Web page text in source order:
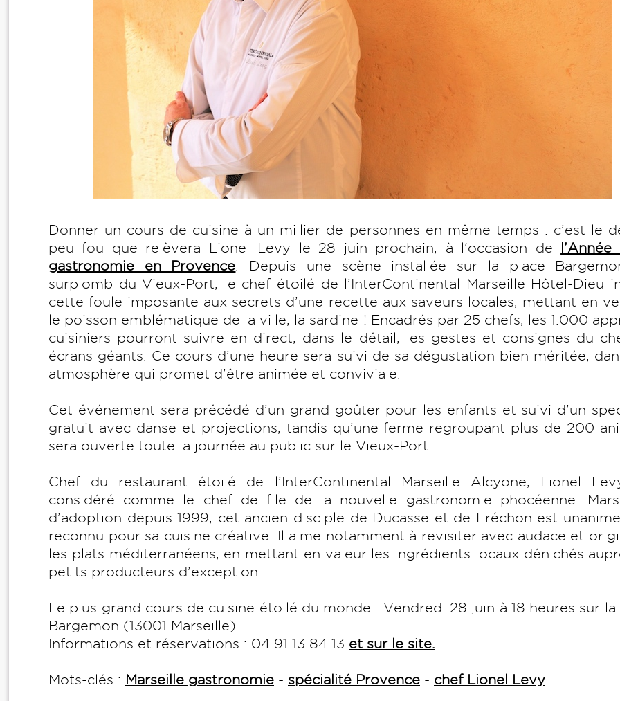
Donner un cours de cuisine à un millier de personnes en même temps : c’est le
peu fou que relèvera Lionel Levy le 28 juin prochain, à l'occasion de
gastronomie en Provence . Depuis une scène installée sur la place
surplomb du Vieux-Port, le chef étoilé de l’InterContinental Marseille Hôtel-Dieu
cette foule imposante aux secrets d’une recette aux saveurs locales, mettant en
le poisson emblématique de la ville, la sardine ! Encadrés par 25 chefs, les 1.000
cuisiniers pourront suivre en direct, dans le détail, les gestes et consignes du
écrans géants. Ce cours d’une heure sera suivi de sa dégustation bien méritée,
atmosphère qui promet d’être animée et conviviale.
Cet événement sera précédé d’un grand goûter pour les enfants et suivi d’un
gratuit avec danse et projections, tandis qu’une ferme regroupant plus de 200
sera ouverte toute la journée au public sur le Vieux-Port.
Chef du restaurant étoilé de l’InterContinental Marseille Alcyone, Lionel
considéré comme le chef de file de la nouvelle gastronomie phocéenne.
d’adoption depuis 1999, cet ancien disciple de Ducasse et de Fréchon est
reconnu pour sa cuisine créative. Il aime notamment à revisiter avec audace et
les plats méditerranéens, en mettant en valeur les ingrédients locaux dénichés
petits producteurs d’exception.
Le plus grand cours de cuisine étoilé du monde : Vendredi 28 juin à 18 heures sur la
Bargemon (13001 Marseille)
Informations et réservations : 04 91 13 84 13 et sur le site.
Mots-clés : Marseille gastronomie - spécialité Provence - chef Lionel Levy